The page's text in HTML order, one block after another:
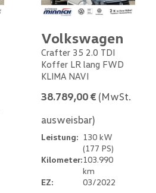
Volkswagen
Crafter 35 2.0 TDI
Koffer LR lang FWD
KLIMA NAVI
38.789,00 € (MwSt.
ausweisbar)
Leistung: 130 kW
(177 PS)
Kilometer:103.990
km
EZ:
03/2022